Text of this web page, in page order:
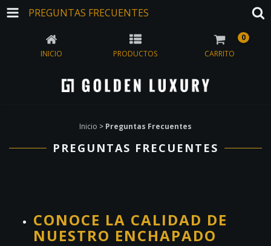
PREGUNTAS FRECUENTES
INICIO PRODUCTOS CARRITO
0
Inicio > Preguntas Frecuentes
PREGUNTAS FRECUENTES
CONOCE LA CALIDAD DE
NUESTRO ENCHAPADO